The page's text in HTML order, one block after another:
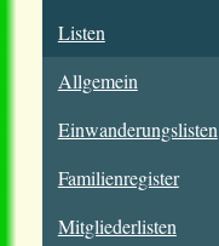
Listen
Allgemein
Einwanderungslisten
Familienregister
Mitgliederlisten